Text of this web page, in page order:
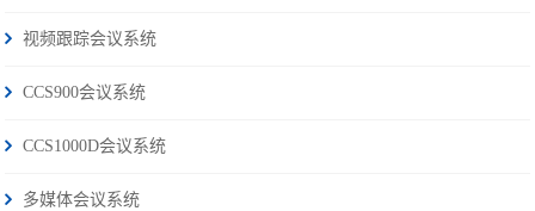
视频跟踪会议系统
CCS900会议系统
CCS1000D会议系统
多媒体会议系统